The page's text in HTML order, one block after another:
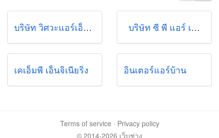
บริษัท วิศวะแอร์เอ็นจิเนียริ่ง จำกัด บริษัท ซี พี แอร์ เอ็นจิเนียริ่ง จำกัด
เคเอ็มพี เอ็นจิเนียริ่ง อินเตอร์แอร์บ้าน
Terms of service · Privacy policy
© 2014-2026 เว็บช่าง